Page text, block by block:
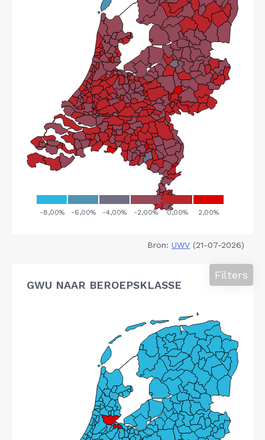
Bron: UWV (21-07-2026)
GWU NAAR BEROEPSKLASSE
Filters